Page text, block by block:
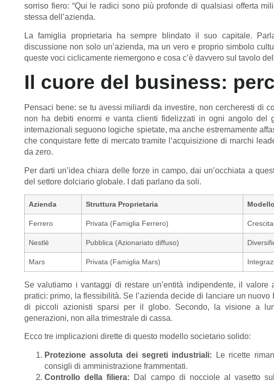
sorriso fiero: “Qui le radici sono più profonde di qualsiasi offerta
stessa dell’azienda.
La famiglia proprietaria ha sempre blindato il suo capitale.
discussione non solo un’azienda, ma un vero e proprio simbolo
queste voci ciclicamente riemergono e cosa c’è davvero sul tavolo
Il cuore del business:
Pensaci bene: se tu avessi miliardi da investire, non cercheresti di
non ha debiti enormi e vanta clienti fidelizzati in ogni angolo del
internazionali seguono logiche spietate, ma anche estremamente
che conquistare fette di mercato tramite l’acquisizione di marchi
da zero.
Per darti un’idea chiara delle forze in campo, dai un’occhiata a
del settore dolciario globale. I dati parlano da soli.
Azienda Struttura Proprietaria
Ferrero Privata (Famiglia Ferrero)
Nestlé Pubblica (Azionariato diffuso)
Mars Privata (Famiglia Mars)
Se valutiamo i vantaggi di restare un’entità indipendente, il
pratici: primo, la flessibilità. Se l’azienda decide di lanciare un
di piccoli azionisti sparsi per il globo. Secondo, la visione a
generazioni, non alla trimestrale di cassa.
Ecco tre implicazioni dirette di questo modello societario solido:
Protezione assoluta dei segreti industriali: Le ricette
consigli di amministrazione frammentati.
Controllo della filiera: Dal campo di nocciole al vasetto